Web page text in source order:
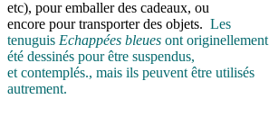
etc), pour emballer des cadeaux, ou
encore pour transporter des objets. Les
tenuguis Echappées bleues ont originellement
été dessinés pour être suspendus,
et contemplés., mais ils peuvent être utilisés
autrement.